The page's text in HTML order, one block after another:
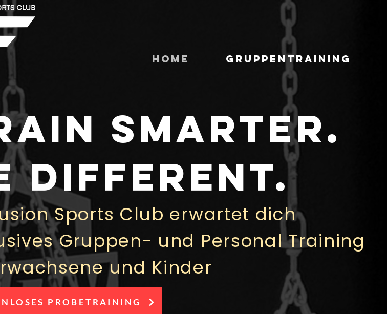
Home Gruppentraining
SMARTER.
DIFFERENT.
Sports Club erwartet dich
Gruppen- und Personal Training
und Kinder
PROBETRAINING